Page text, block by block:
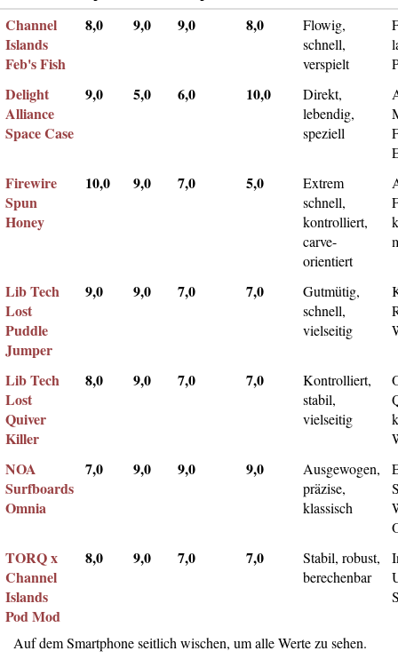
Channel
Islands
Feb's Fish
8,0 9,0 9,0 8,0
Flowig,
schnell,
verspielt
Delight
Alliance
Space Case
9,0 5,0 6,0 10,0
Direkt,
lebendig,
speziell
Firewire
Spun
Honey
10,0 9,0 7,0 5,0
Extrem
schnell,
kontrolliert,
carve-
orientiert
Lib Tech
Lost
Puddle
Jumper
9,0 9,0 7,0 7,0
Gutmütig,
schnell,
vielseitig
Lib Tech
Lost
Quiver
Killer
8,0 9,0 7,0 7,0
Kontrolliert,
stabil,
vielseitig
NOA
Surfboards
Omnia
7,0 9,0 9,0 9,0
Ausgewogen,
präzise,
klassisch
TORQ x
Channel
Islands
Pod Mod
8,0 9,0 7,0 7,0
Stabil, robust,
berechenbar
Auf dem Smartphone seitlich wischen, um alle Werte zu sehen.